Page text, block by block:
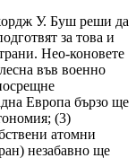
У. Буш реши да
за това и
Нео-коновете
във военно
Европа бързо ще
(3)
атомни
незабавно ще